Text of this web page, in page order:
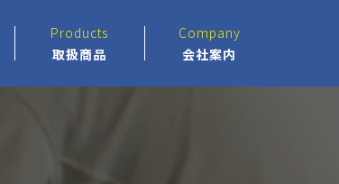
Products
取扱商品
Company
会社案内